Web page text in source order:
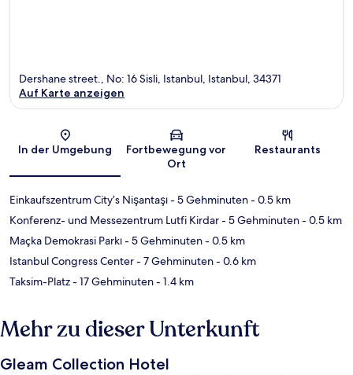
Karte
Dershane street., No: 16 Sisli, Istanbul, Istanbul, 34371
Auf Karte anzeigen
In der Umgebung
Fortbewegung vor
Ort
Restaurants
Einkaufszentrum City’s Nişantaşı- 5 Gehminuten- 0.5 km
Konferenz- und Messezentrum Lutfi Kirdar- 5 Gehminuten- 0.5 km
Maçka Demokrasi Parkı- 5 Gehminuten- 0.5 km
Istanbul Congress Center- 7 Gehminuten- 0.6 km
Taksim-Platz- 17 Gehminuten- 1.4 km
Mehr zu dieser Unterkunft
Gleam Collection Hotel